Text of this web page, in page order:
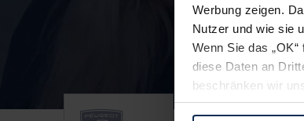
Werbung zeigen.
Nutzer und wie sie
Wenn Sie das
diese Daten an
beschränken wir
Sie somit nicht
Unsere Top